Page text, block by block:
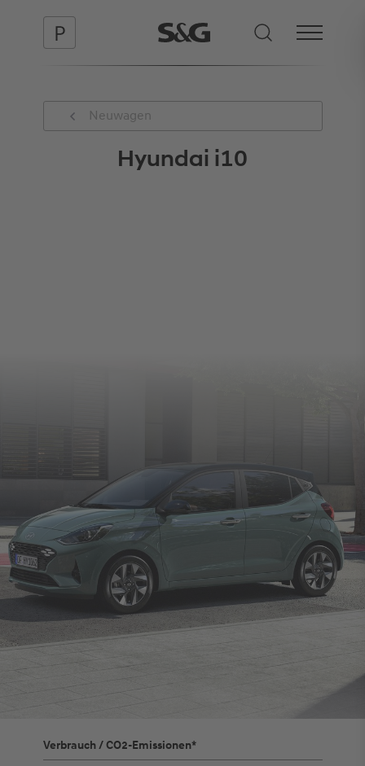
Neuwagen
Hyundai i10
Verbrauch / CO2-Emissionen*